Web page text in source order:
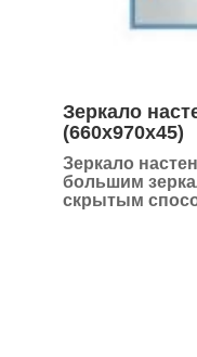
Зеркало
(660х970х45)
Зеркало
большим
скрытым